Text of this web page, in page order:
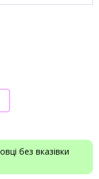
без вказівки